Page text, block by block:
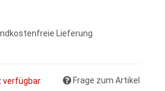
Lieferung
verfügbar Frage zum Artikel